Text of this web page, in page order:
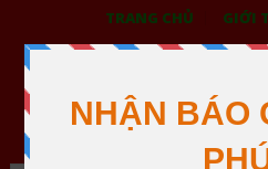
TRANG CHỦ GIỚI
BẢO HỘ LAO
XƯỞNG MAY THÁI